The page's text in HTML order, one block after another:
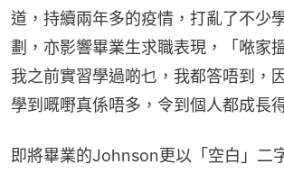
道，持續兩年多的疫情，打亂了不少
劃，亦影響畢業生求職表現，「𠵱家
我之前實習學過啲乜，我都答唔到，
學到嘅嘢真係唔多，令到個人都成長
即將畢業的Johnson更以「空白」二